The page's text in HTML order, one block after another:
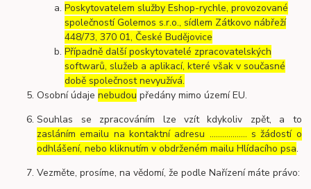
Poskytovatelem služby Eshop-rychle, provozované
společností Golemos s.r.o., sídlem Zátkovo nábřeží
448/73, 370 01, České Budějovice
Případně další poskytovatelé zpracovatelských
softwarů, služeb a aplikací, které však v současné
době společnost nevyužívá.
Osobní údajenebudou předány mimo území EU.
Souhlas se zpracováním lze vzít kdykoliv zpět, a to
zasláním emailu na kontaktní adresu ..……………. s žádostí o
odhlášení, nebo kliknutím v obdrženém mailu Hlídacího psa.
Vezměte, prosíme, na vědomí, že podle Nařízení máte právo: